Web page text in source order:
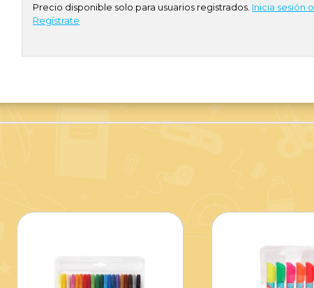
Precio disponible solo para usuarios registrados. Inicia sesión o
Regístrate